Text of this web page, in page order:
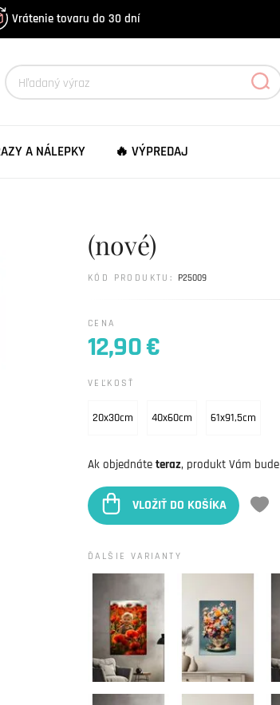
Vrátenie tovaru do 30 dní
A NÁLEPKY 🔥 VÝPREDAJ
(nové)
KÓD PRODUKTU: P25009
CENA
12,90 €
VEĽKOSŤ
20x30cm 40x60cm 61x91,5cm
Ak objednáte teraz, produkt Vám bude
VLOŽIŤ DO KOŠÍKA
ĎALŠIE VARIANTY